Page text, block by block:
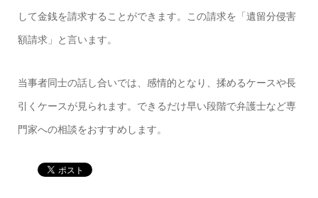
して金銭を請求することができます。この請求を「遺留分侵害
額請求」と言います。
当事者同士の話し合いでは、感情的となり、揉めるケースや長
引くケースが見られます。できるだけ早い段階で弁護士など専
門家への相談をおすすめします。